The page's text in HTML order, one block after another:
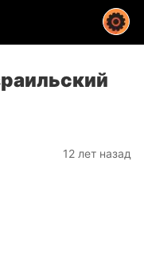
12 лет назад